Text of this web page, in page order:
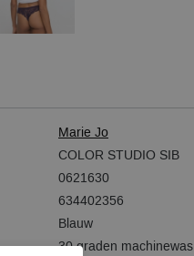
Marie Jo
COLOR STUDIO SIB
0621630
634402356
Blauw
30 graden machinewas